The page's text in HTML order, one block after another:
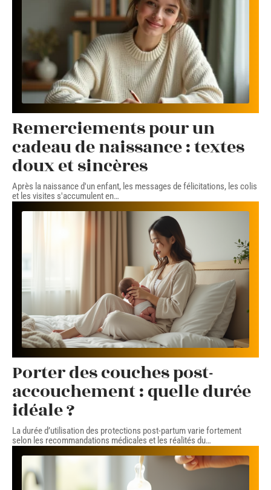
Remerciements pour un
cadeau de naissance : textes
doux et sincères
Après la naissance d'un enfant, les messages de félicitations, les colis
et les visites s'accumulent en…
Porter des couches post-
accouchement : quelle durée
idéale ?
La durée d’utilisation des protections post-partum varie fortement
selon les recommandations médicales et les réalités du…